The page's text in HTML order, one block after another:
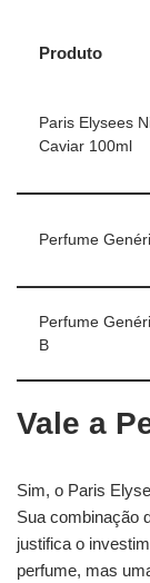
Produto
Paris Elysees
Caviar 100ml
Perfume
Perfume
B
Vale a
Sim, o Paris
Sua combinação
justifica o
perfume, mas